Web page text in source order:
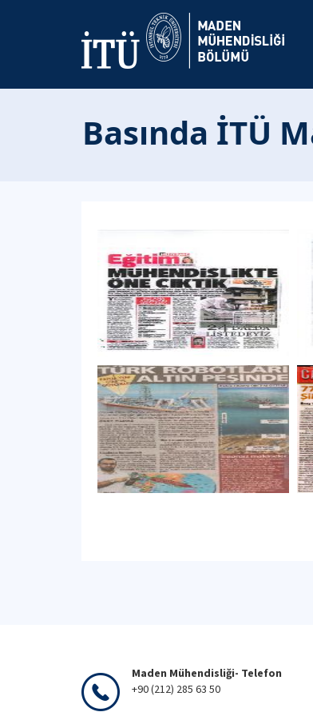
Basında İTÜ
Maden Mühendisliği- Telefon
+90 (212) 285 63 50